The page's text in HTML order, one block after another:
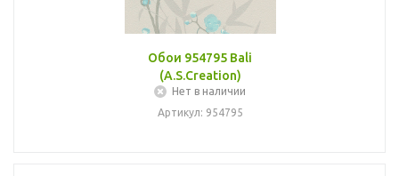
Обои 954795 Bali
(A.S.Creation)
Нет в наличии
Артикул: 954795